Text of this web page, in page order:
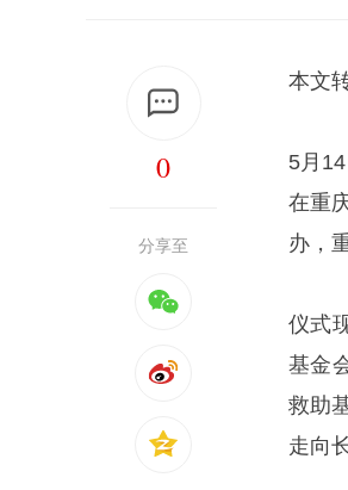
0
分享至
本文
5月
在重
办，
仪式
基金
救助
走向